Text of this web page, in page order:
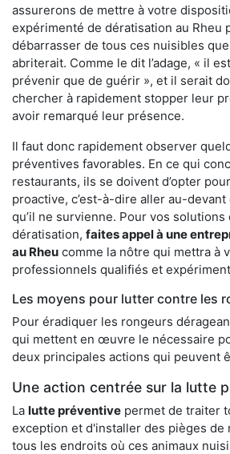
assurerons de mettre à votre
expérimenté de dératisation au Rheu
débarrasser de tous ces nuisibles
abriterait. Comme le dit l’adage, « il
prévenir que de guérir », et il serait
chercher à rapidement stopper leur
avoir remarqué leur présence.
Il faut donc rapidement observer
préventives favorables. En ce qui
restaurants, ils se doivent d’opter
proactive, c’est-à-dire aller au-
qu’il ne survienne. Pour vos solutions
dératisation, faites appel à une
au Rheu comme la nôtre qui mettra à
professionnels qualifiés et
Les moyens pour lutter contre les
Pour éradiquer les rongeurs
qui mettent en œuvre le nécessaire
deux principales actions qui peuvent
Une action centrée sur la lutte
La lutte préventive permet de traiter
exception et d'installer des pièges de
tous les endroits où ces animaux